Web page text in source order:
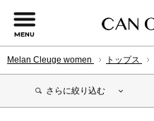
MENU
Melan Cleuge women トップス
さらに絞り込む